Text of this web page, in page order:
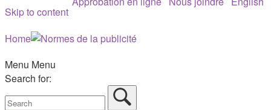
Skip to content
Home
Menu Menu
Search for: